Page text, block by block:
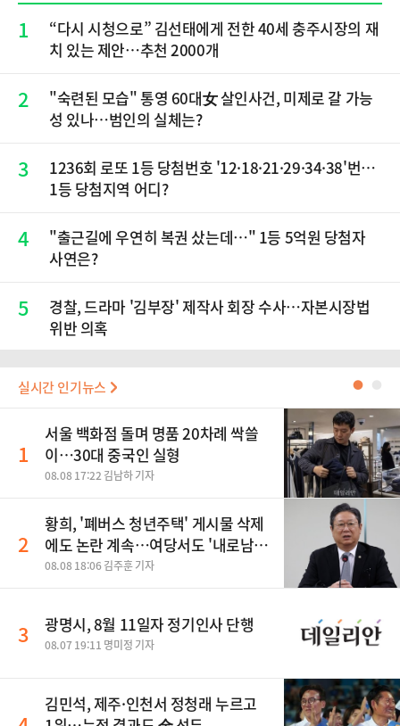
1
“다시 시청으로” 김선태에게 전한 40세 충주시장의 재
치 있는 제안…추천 2000개
2
"숙련된 모습" 통영 60대女 살인사건, 미제로 갈 가능
성 있나…범인의 실체는?
3
1236회 로또 1등 당첨번호 '12·18·21·29·34·38'번…
1등 당첨지역 어디?
4
"출근길에 우연히 복권 샀는데…" 1등 5억원 당첨자
사연은?
5
경찰, 드라마 '김부장' 제작사 회장 수사…자본시장법
위반 의혹
실시간 인기뉴스 ●
1
서울 백화점 돌며 명품 20차례 싹쓸
이…30대 중국인 실형
08.08 17:22 김남하 기자
2
황희, '폐버스 청년주택' 게시물 삭제
에도 논란 계속…여당서도 '내로남
불' 비판
08.08 18:06 김주훈 기자
3 광명시, 8월 11일자 정기인사 단행
08.07 19:11 명미정 기자
김민석, 제주·인천서 정청래 누르고